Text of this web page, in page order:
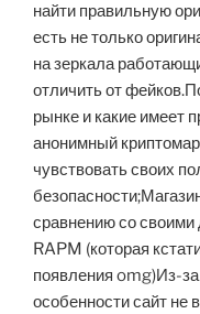
найти правильную
есть не только
на зеркала
отличить от
рынке и какие имеет
анонимный
чувствовать своих
сравнению со своими
RAPM (которая
появления omg)Из-
особенности сайт не